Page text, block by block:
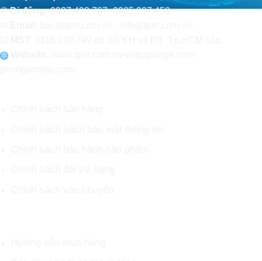
✆Di động:0937.498.767- 0985.207.458